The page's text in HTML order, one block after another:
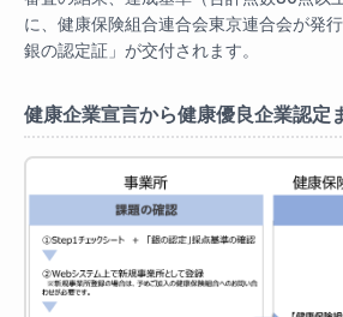
に、健康保険組合連合会東京連合会が発
銀の認定証」が交付されます。
健康企業宣言から健康優良企業認定